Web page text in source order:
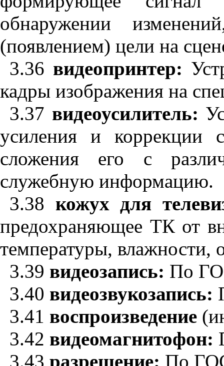
обнаружении
(появлением) цели на
3.36 видеопринтер:
кадры изображения на
3.37 видеоусилитель:
усиления и коррекции
сложения его с
служебную информацию.
3.38 кожух для
предохраняющее ТК от
температуры, влажности,
3.39 видеозапись: По
3.40 видеозвукозапись:
3.41 воспроизведение
3.42 видеомагнитофон:
3.43 разрешение: По